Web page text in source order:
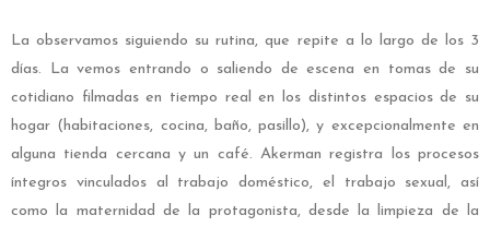
La observamos siguiendo su rutina, que repite a lo largo de los 3
días. La vemos entrando o saliendo de escena en tomas de su
cotidiano filmadas en tiempo real en los distintos espacios de su
hogar (habitaciones, cocina, baño, pasillo), y excepcionalmente en
alguna tienda cercana y un café. Akerman registra los procesos
íntegros vinculados al trabajo doméstico, el trabajo sexual, así
como la maternidad de la protagonista, desde la limpieza de la